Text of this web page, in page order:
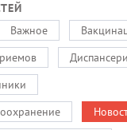
Важное